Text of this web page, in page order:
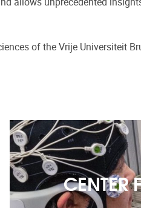
allows unprecedented
of the Vrije Universiteit
CENTER